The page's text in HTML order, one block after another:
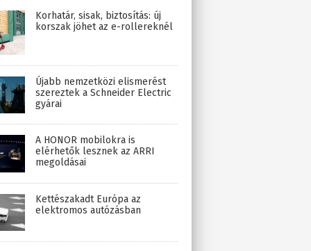
Korhatár, sisak, biztosítás: új
korszak jöhet az e-rollereknél
Újabb nemzetközi elismerést
szereztek a Schneider Electric
gyárai
A HONOR mobilokra is
elérhetők lesznek az ARRI
megoldásai
Kettészakadt Európa az
elektromos autózásban